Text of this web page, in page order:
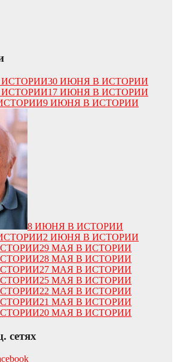
30 ИЮНЯ В ИСТОРИИ
17 ИЮНЯ В ИСТОРИИ
9 ИЮНЯ В ИСТОРИИ
8 ИЮНЯ В ИСТОРИИ
2 ИЮНЯ В ИСТОРИИ
29 МАЯ В ИСТОРИИ
28 МАЯ В ИСТОРИИ
27 МАЯ В ИСТОРИИ
25 МАЯ В ИСТОРИИ
22 МАЯ В ИСТОРИИ
21 МАЯ В ИСТОРИИ
20 МАЯ В ИСТОРИИ
сетях